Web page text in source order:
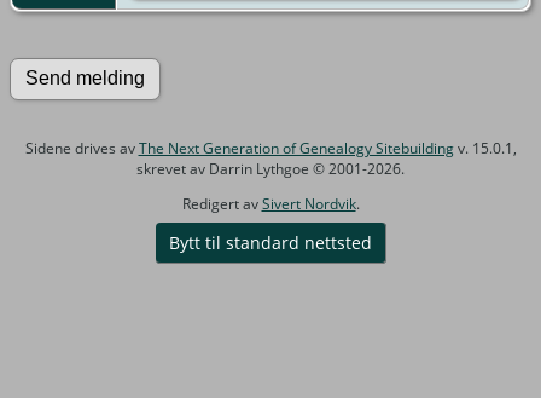
Sidene drives avThe Next Generation of Genealogy Sitebuildingv. 15.0.1,
skrevet av Darrin Lythgoe © 2001-2026.
Redigert avSivert Nordvik.
Bytt til standard nettsted